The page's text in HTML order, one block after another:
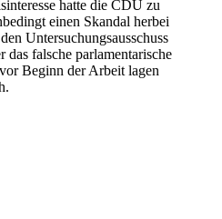
hatte die CDU zu
einen Skandal herbei
Untersuchungsausschuss
das falsche parlamentarische
Beginn der Arbeit lagen